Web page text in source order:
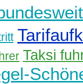
Taksi